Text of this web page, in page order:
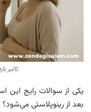
تاثیر
یکی از سوالات رایج این
بعد از رینوپلاستی می‌شود؟